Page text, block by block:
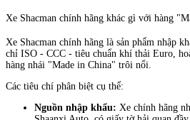
Xe Shacman chính hãng khác gì với hàng
Xe Shacman chính hãng là sản phẩm nhập
chỉ ISO - CCC - tiêu chuẩn khí thải Euro,
hàng nhái "Made in China" trôi nổi.
Các tiêu chí phân biệt cụ thể:
Nguồn nhập khẩu: Xe chính hãng